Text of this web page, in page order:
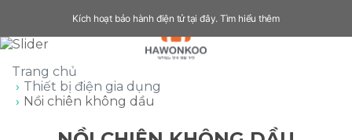
Kích hoạt bảo hành điện tử tại đây. Tìm hiểu thêm
Trang chủ
Thiết bị điện gia dụng
Nồi chiên không dầu